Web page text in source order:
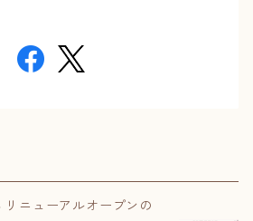
リニューアルオープンの